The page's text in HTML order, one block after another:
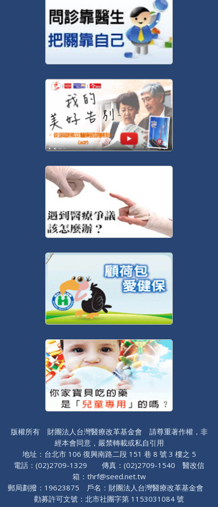
版權所有 財團法人台灣醫療改革基金會 請尊重著作權，非
經本會同意，嚴禁轉載或私自引用
地址：台北市 106 復興南路二段 151 巷 8 號 3 樓之 5
電話：(02)2709-1329 傳真：(02)2709-1540 醫改信
箱：thrf@seed.net.tw
郵局劃撥：19623875 戶名：財團法人台灣醫療改革基金會
勸募許可文號：北市社團字第 1153031084 號